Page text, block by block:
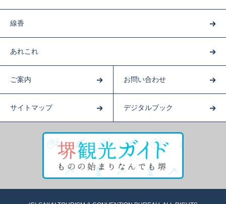
線香
あれこれ
ご案内 お問い合わせ
サイトマップ デジタルブック